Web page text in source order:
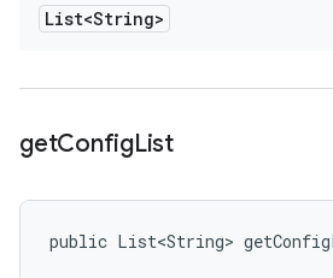
List<String>
getConfigList
public List<String>